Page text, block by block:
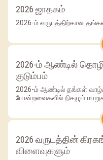
2026 ஜாதகம்
2026-ம் வருடத்திற்கான
2026-ம் ஆண்டில்
குடும்பம்
2026-ம் ஆண்டில் தங்கள்
போன்றவைகளில் நிகழும்
2026 வருடத்தின்
விளைவுகளும்